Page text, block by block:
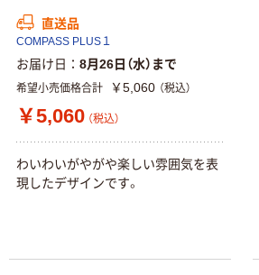
直送品
COMPASS PLUS１
お届け日 8月26日（水）まで
希望小売価格合計 ￥5,060 （税込）
￥5,060 （税込）
わいわいがやがや楽しい雰囲気を表
現したデザインです。
コピー用紙 マ